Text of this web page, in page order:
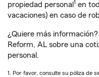
propiedad personal 1 en
vacaciones) en caso de
¿Quiere más
Reform, AL sobre una
personal.
1. Por favor, consulte su póliza de